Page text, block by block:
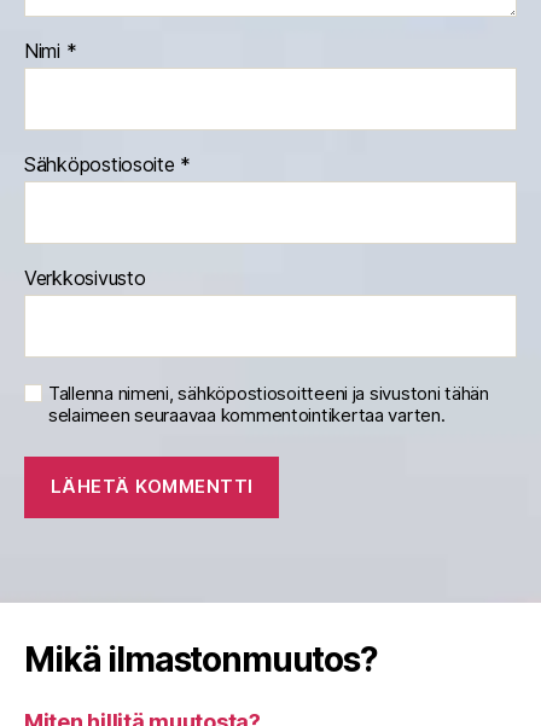
Nimi *
Sähköpostiosoite *
Verkkosivusto
Tallenna nimeni, sähköpostiosoitteeni ja sivustoni tähän
selaimeen seuraavaa kommentointikertaa varten.
Mikä ilmastonmuutos?